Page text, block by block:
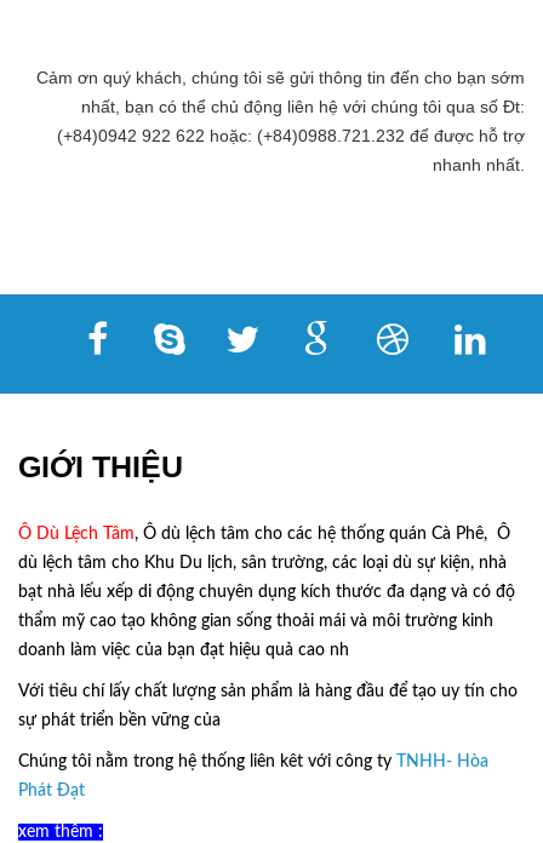
Cảm ơn quý khách, chúng tôi sẽ gửi thông tin đến cho bạn sớm
nhất, bạn có thể chủ động liên hệ với chúng tôi qua số Đt:
(+84)0942 922 622 hoặc: (+84)0988.721.232 để được hỗ trợ
nhanh nhất.
GIỚI THIỆU
Ô Dù Lệch Tâm, Ô dù lệch tâm cho các hệ thống quán Cà Phê, Ô
dù lệch tâm cho Khu Du lịch, sân trường, các loại dù sự kiện, nhà
bạt nhà lếu xếp di động chuyên dụng kích thước đa dạng và có độ
thẩm mỹ cao tạo không gian sống thoải mái và môi trường kinh
doanh làm việc của bạn đạt hiệu quả cao nh
Với tiêu chí lấy chất lượng sản phẩm là hàng đầu để tạo uy tín cho
sự phát triển bền vững của
Chúng tôi nằm trong hệ thống liên kêt với công ty
TNHH- Hòa
Phát Đạt
xem thêm :